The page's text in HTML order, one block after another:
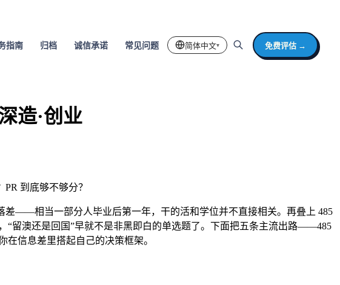
指南 归档 诚信承诺 常见问题 简体中文▾ 免费评估 →
造·创业
到底够不够分？
——相当一部分人毕业后第一年，干的活和学位并不直接相关。再叠上 485
“留澳还是回国”早就不是非黑即白的单选题了。下面把五条主流出路——485
信息差里搭起自己的决策框架。